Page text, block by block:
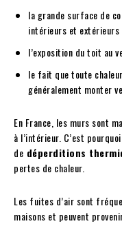
la grande surface de
intérieurs et extérieurs
l’exposition du toit au
le fait que toute
généralement monter
En France, les murs sont
à l’intérieur. C’est
de déperditions
pertes de chaleur.
Les fuites d’air sont
maisons et peuvent